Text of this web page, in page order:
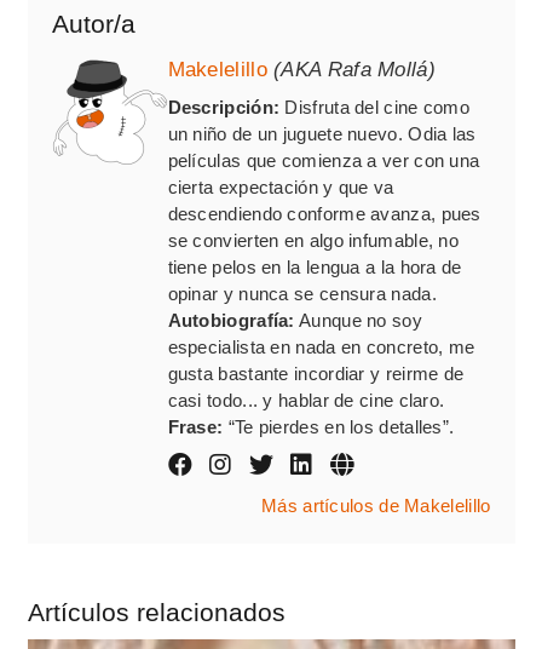
Autor/a
Makelelillo (AKA Rafa Mollá)
Descripción: Disfruta del cine como
un niño de un juguete nuevo. Odia las
películas que comienza a ver con una
cierta expectación y que va
descendiendo conforme avanza, pues
se convierten en algo infumable, no
tiene pelos en la lengua a la hora de
opinar y nunca se censura nada.
Autobiografía: Aunque no soy
especialista en nada en concreto, me
gusta bastante incordiar y reirme de
casi todo... y hablar de cine claro.
Frase: “Te pierdes en los detalles”.
Más artículos de Makelelillo
Artículos relacionados